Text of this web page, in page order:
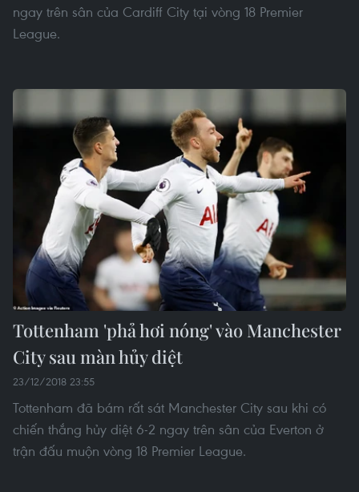
ngay trên sân của Cardiff City tại vòng 18 Premier
League.
Tottenham 'phả hơi nóng' vào Manchester
City sau màn hủy diệt
23/12/2018 23:55
Tottenham đã bám rất sát Manchester City sau khi có
chiến thắng hủy diệt 6-2 ngay trên sân của Everton ở
trận đấu muộn vòng 18 Premier League.